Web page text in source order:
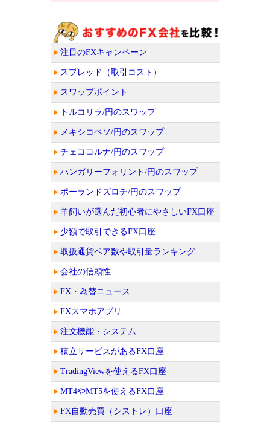
注目のFXキャンペーン
スプレッド（取引コスト）
スワップポイント
トルコリラ/円のスワップ
メキシコペソ/円のスワップ
チェココルナ/円のスワップ
ハンガリーフォリント/円のスワップ
ポーランドズロチ/円のスワップ
羊飼いが選んだ初心者にやさしいFX口座
少額で取引できるFX口座
取扱通貨ペア数や取引量ランキング
会社の信頼性
FX・為替ニュース
FXスマホアプリ
注文機能・システム
積立サービスがあるFX口座
TradingViewを使えるFX口座
MT4やMT5を使えるFX口座
FX自動売買（シストレ）口座